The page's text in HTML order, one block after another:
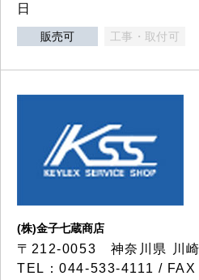
日
販売可 工事・取付可
(株)金子七蔵商店
〒212-0053 神奈川県 川
TEL：044-533-4111 /